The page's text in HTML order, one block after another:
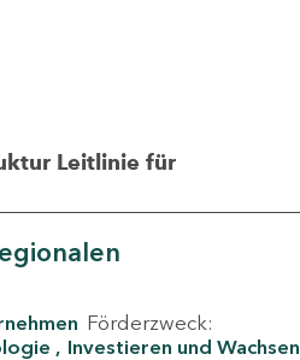
Leitlinie für
Förderzweck:
Investieren und Wachsen